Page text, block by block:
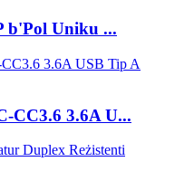
b'Pol Uniku ...
CC3.6 3.6A U...